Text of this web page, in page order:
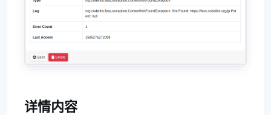
详情内容